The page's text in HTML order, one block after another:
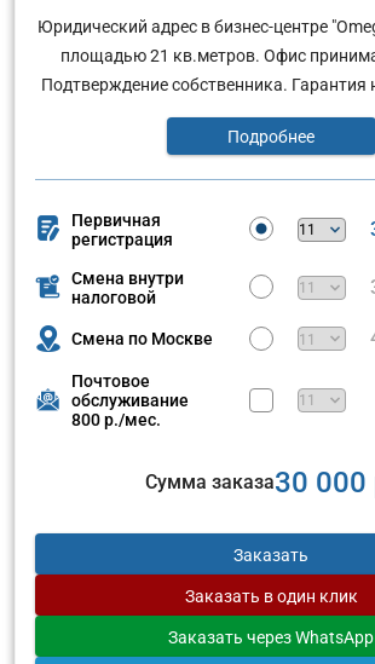
Юридический адрес в бизнес-центре
площадью 21 кв.метров. Офис
Подтверждение собственника. Гарантия
Подробнее
Первичная
регистрация
Смена внутри
налоговой
Смена по Москве
Почтовое
обслуживание
800 р./мес.
Сумма заказа30 000
Заказать
Заказать в один клик
Заказать через WhatsApp